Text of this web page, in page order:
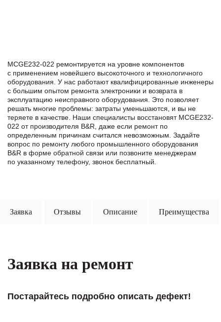
MCGE232-022 ремонтируется на уровне компонентов
с применением новейшего высокоточного и технологичного
оборудования. У нас работают квалифицированные инженеры
с большим опытом ремонта электроники и возврата в
эксплуатацию неисправного оборудования. Это позволяет
решать многие проблемы: затраты уменьшаются, и вы не
теряете в качестве. Наши специалисты восстановят MCGE232-
022 от производителя B&R, даже если ремонт по
определенным причинам считался невозможным. Задайте
вопрос по ремонту любого промышленного оборудования
B&R в формe обратной связи или позвоните менеджерам
по указанному телефону, звонок бесплатный.
Заявка Отзывы Описание Преимущества
Заявка на ремонт
Постарайтесь подробно описать дефект!